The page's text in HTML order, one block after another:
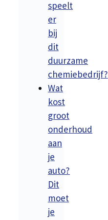
speelt
er
bij
dit
duurzame
chemiebedrijf?
Wat
kost
groot
onderhoud
aan
je
auto?
Dit
moet
je